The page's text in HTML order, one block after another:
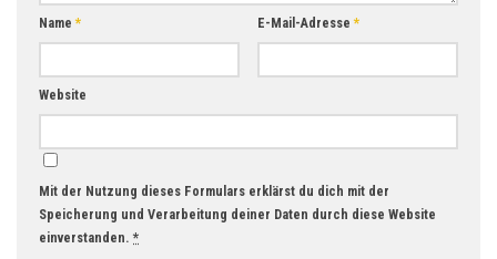
Name* E-Mail-Adresse*
Website
Mit der Nutzung dieses Formulars erklärst du dich mit der
Speicherung und Verarbeitung deiner Daten durch diese Website
einverstanden. *